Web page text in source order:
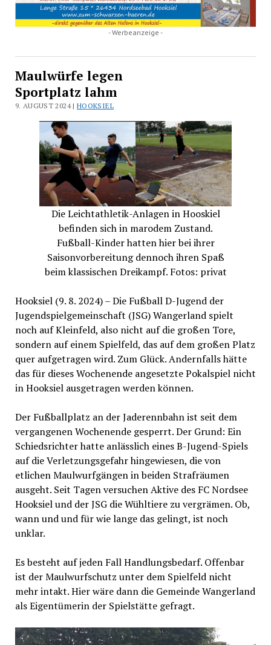
- Werbeanzeige -
Maulwürfe legen
Sportplatz lahm
9. AUGUST 2024 |HOOKSIEL
Die Leichtathletik-Anlagen in Hooskiel
befinden sich in marodem Zustand.
Fußball-Kinder hatten hier bei ihrer
Saisonvorbereitung dennoch ihren Spaß
beim klassischen Dreikampf. Fotos: privat
Hooksiel (9. 8. 2024) – Die Fußball D-Jugend der
Jugendspielgemeinschaft (JSG) Wangerland spielt
noch auf Kleinfeld, also nicht auf die großen Tore,
sondern auf einem Spielfeld, das auf dem großen Platz
quer aufgetragen wird. Zum Glück. Andernfalls hätte
das für dieses Wochenende angesetzte Pokalspiel nicht
in Hooksiel ausgetragen werden können.
Der Fußballplatz an der Jaderennbahn ist seit dem
vergangenen Wochenende gesperrt. Der Grund: Ein
Schiedsrichter hatte anlässlich eines B-Jugend-Spiels
auf die Verletzungsgefahr hingewiesen, die von
etlichen Maulwurfgängen in beiden Strafräumen
ausgeht. Seit Tagen versuchen Aktive des FC Nordsee
Hooksiel und der JSG die Wühltiere zu vergrämen. Ob,
wann und und für wie lange das gelingt, ist noch
unklar.
Es besteht auf jeden Fall Handlungsbedarf. Offenbar
ist der Maulwurfschutz unter dem Spielfeld nicht
mehr intakt. Hier wäre dann die Gemeinde Wangerland
als Eigentümerin der Spielstätte gefragt.